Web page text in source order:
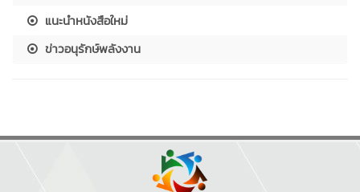
แนะนำหนังสือใหม่
ข่าวอนุรักษ์พลังงาน